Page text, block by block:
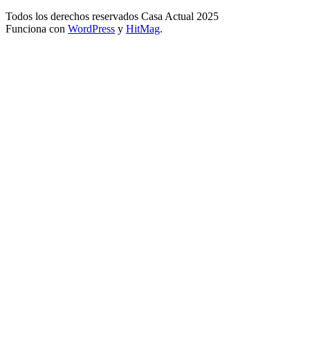
Todos los derechos reservados Casa Actual 2025
Funciona con WordPress y HitMag.